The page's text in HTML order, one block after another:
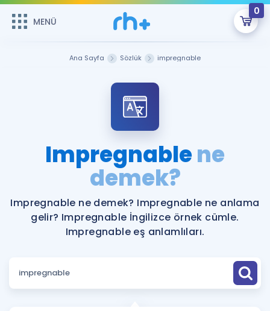
MENÜ
0
Şifremi Hatırlamıyorum
Sepetin Şu An Boş.
Remzi Hoca ile seni sınava hazırlayacak onlarca eğitim seni
bekliyor!
MENÜ
Katılımcı Görüşleri
Faydalı Araçlar
Ücretsiz Kaynaklar
Puan Hesaplama
İngilizce Gramer
Ana Sayfa Sözlük impregnable
Impregnablene
demek?
Impregnable ne demek? Impregnable ne anlama
gelir? Impregnable İngilizce örnek cümle.
Impregnable eş anlamlıları.